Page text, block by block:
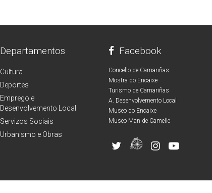
Departamentos
Cultura
Deportes
Emprego e
Desenvolvemento Local
Servizos Sociais
Urbanismo e Obras
Facebook
Concello de Camariñas
Mostra do Encaixe
Turismo de Camariñas
A. Desenvolvemento Local
Museo do Encaixe
Museo Man de Camelle